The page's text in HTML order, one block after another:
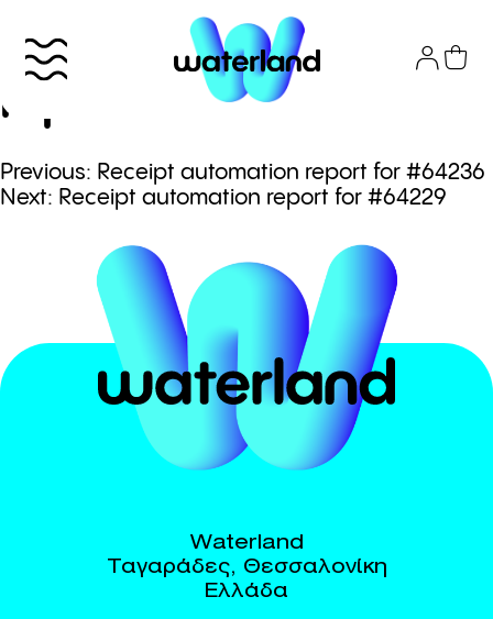
content
Το πάρκο
Attractions
Εισιτήρια
Receipt automation
report for #64233
Πλοήγηση
άρθρων
Previous: Receipt automation report for #64236
Next: Receipt automation report for #64229
Waterland
Ταγαράδες, Θεσσαλονίκη
Ελλάδα